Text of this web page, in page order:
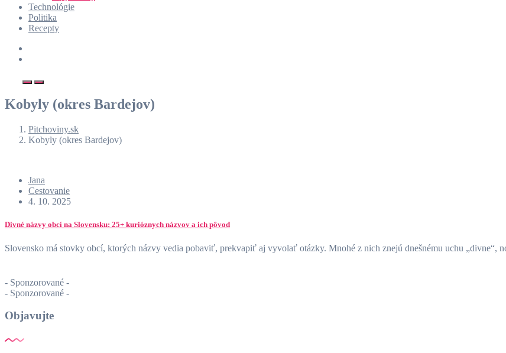
Technológie
Politika
Recepty
Kobyly (okres Bardejov)
Pitchoviny.sk
Kobyly (okres Bardejov)
Jana
Cestovanie
4. 10. 2025
Divné názvy obcí na Slovensku: 25+ kurióznych názvov a ich pôvod
Slovensko má stovky obcí, ktorých názvy vedia pobaviť, prekvapiť aj vyvolať otázky. Mnohé z nich znejú dnešnému uchu „divne“,
- Sponzorované -
- Sponzorované -
Objavujte